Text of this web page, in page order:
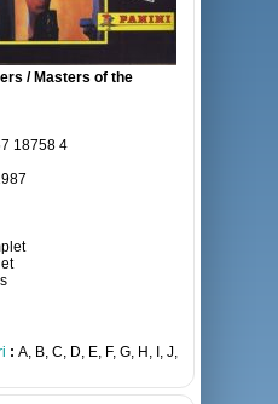
/ Masters of the
18758 4
: A, B, C, D, E, F, G, H, I, J,